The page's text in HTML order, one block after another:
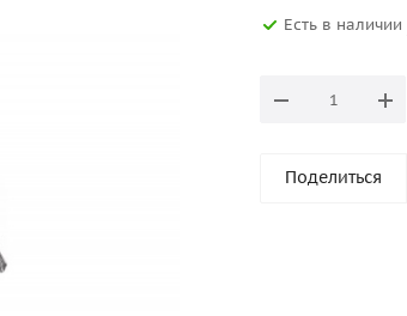
Есть в наличии
Поделиться